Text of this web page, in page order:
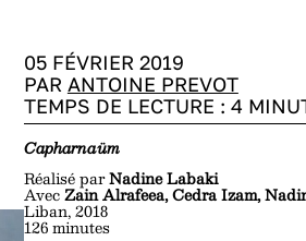
05 FÉVRIER 2019
PAR ANTOINE PREVOT
TEMPS DE LECTURE : 4
Capharnaüm
Réalisé parNadine Labaki
AvecZain Alrafeea, Cedra Izam,
Liban, 2018
126 minutes